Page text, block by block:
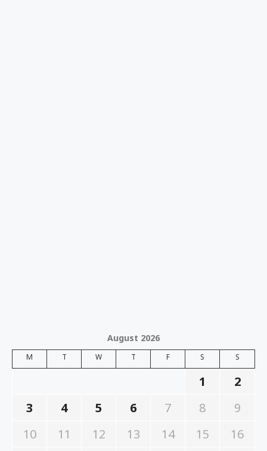
August 2026
M T W T F S S
1
2
3
4 5 6 7 8
9
10
11 12 13 14 15
16